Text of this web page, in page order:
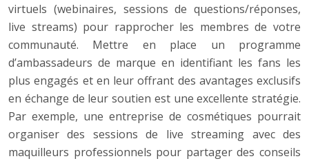
virtuels (webinaires, sessions de questions/réponses,
live streams) pour rapprocher les membres de votre
communauté. Mettre en place un programme
d’ambassadeurs de marque en identifiant les fans les
plus engagés et en leur offrant des avantages exclusifs
en échange de leur soutien est une excellente stratégie.
Par exemple, une entreprise de cosmétiques pourrait
organiser des sessions de live streaming avec des
maquilleurs professionnels pour partager des conseils